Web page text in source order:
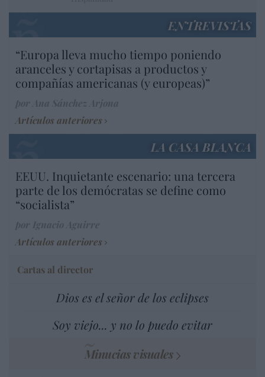
ENTREVISTAS
“Europa lleva mucho tiempo poniendo
aranceles y cortapisas a productos y
compañías americanas (y europeas)”
Artículos anteriores
LA CASA BLANCA
EEUU. Inquietante escenario: una tercera
parte de los demócratas se define como
“socialista”
Artículos anteriores
Cartas al director
Dios es el señor de los eclipses
Soy viejo... y no lo puedo evitar
Minucias visuales